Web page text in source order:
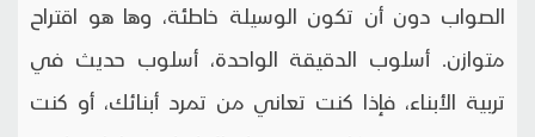
الصواب دون أن تكون الوسيلة خاطئة، وها هو اقتراح
متوازن. أسلوب الدقيقة الواحدة، أسلوب حديث في
تربية الأبناء، فإذا كنت تعاني من تمرد أبنائك، أو كنت